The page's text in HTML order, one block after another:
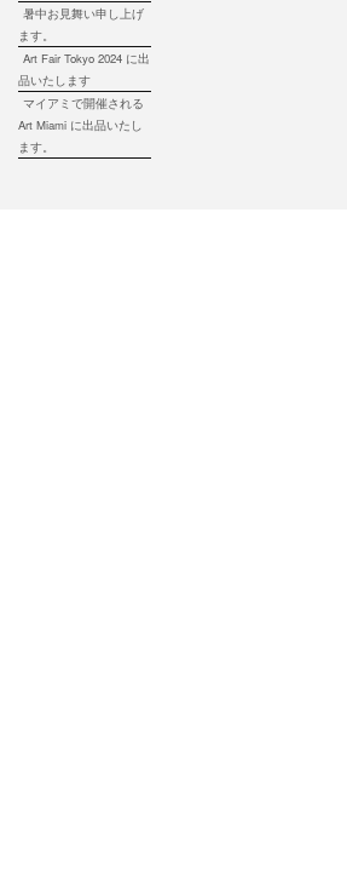
暑中お見舞い申し上げ
ます。
Art Fair Tokyo 2024 に出
品いたします
マイアミで開催される
Art Miami に出品いたし
ます。